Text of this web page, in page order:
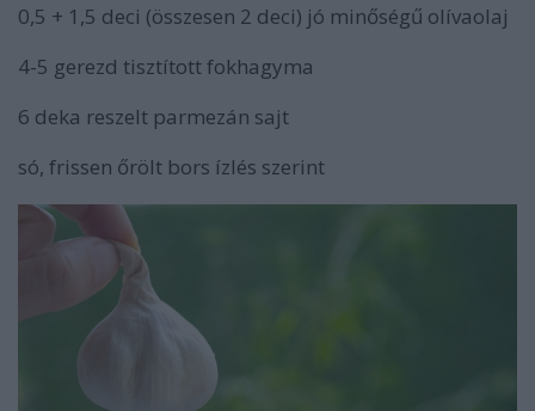
0,5 + 1,5 deci (összesen 2 deci) jó minőségű olívaolaj
4-5 gerezd tisztított fokhagyma
6 deka reszelt parmezán sajt
só, frissen őrölt bors ízlés szerint